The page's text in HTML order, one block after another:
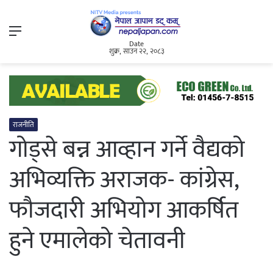
Menu
Date
शुक्र, साउन २२, २०८३
राजनीति
गोड्से बन्न आव्हान गर्ने वैद्यको
अभिव्यक्ति अराजक- कांग्रेस,
फौजदारी अभियोग आकर्षित
हुने एमालेको चेतावनी